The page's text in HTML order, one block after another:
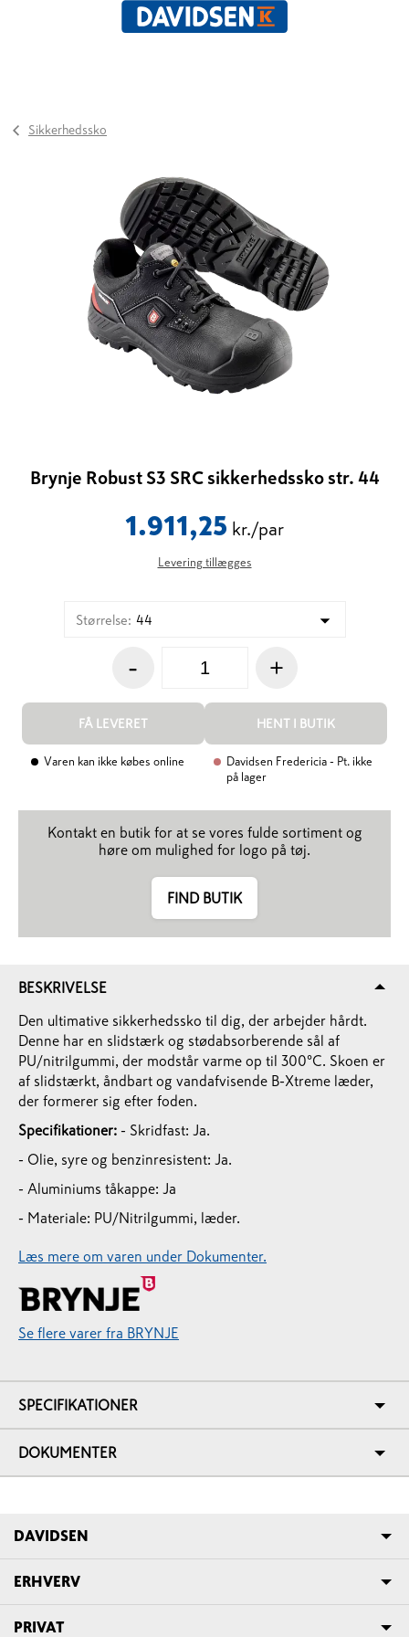
Sikkerhedssko
Brynje Robust S3 SRC sikkerhedssko str. 44
1.911,25 kr./par
Levering tillægges
Størrelse: 44
- +
FÅ LEVERET HENT I BUTIK
Varen kan ikke købes online Davidsen Fredericia - Pt. ikke
på lager
Kontakt en butik for at se vores fulde sortiment og
høre om mulighed for logo på tøj.
FIND BUTIK
BESKRIVELSE
Den ultimative sikkerhedssko til dig, der arbejder hårdt.
Denne har en slidstærk og stødabsorberende sål af
PU/nitrilgummi, der modstår varme op til 300°C. Skoen er
af slidstærkt, åndbart og vandafvisende B-Xtreme læder,
der formerer sig efter foden.
Specifikationer: - Skridfast: Ja.
- Olie, syre og benzinresistent: Ja.
- Aluminiums tåkappe: Ja
- Materiale: PU/Nitrilgummi, læder.
Læs mere om varen under Dokumenter.
Se flere varer fra BRYNJE
SPECIFIKATIONER
DOKUMENTER
DAVIDSEN
ERHVERV
PRIVAT